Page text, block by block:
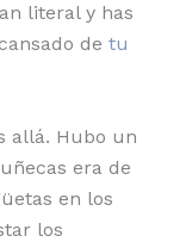
literal y has
de tu
allá. Hubo un
era de
en los
los